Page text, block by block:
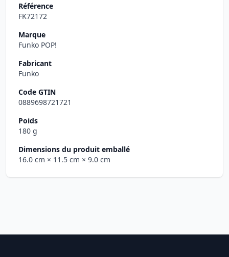
Référence
FK72172
Marque
Funko POP!
Fabricant
Funko
Code GTIN
0889698721721
Poids
180 g
Dimensions du produit emballé
16.0 cm × 11.5 cm × 9.0 cm